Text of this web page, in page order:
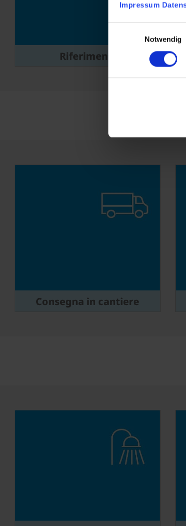
Impressum
Notwendig
Riferimenti
Consegna in cantiere